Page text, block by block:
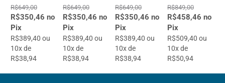
R$649,00
R$350,46 no
Pix
R$389,40 ou
10x de
R$38,94
R$649,00
R$350,46 no
Pix
R$389,40 ou
10x de
R$38,94
R$649,00
R$350,46 no
Pix
R$389,40 ou
10x de
R$38,94
R$849,00
R$458,46 no
Pix
R$509,40 ou
10x de
R$50,94